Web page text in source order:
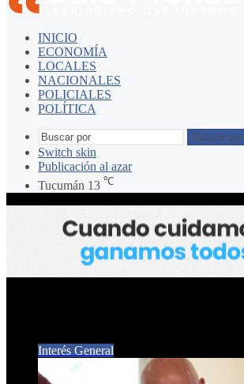
INICIO
ECONOMÍA
LOCALES
NACIONALES
POLICIALES
POLÍTICA
Buscar por
Switch skin
Publicación al azar
Tucumán 13 ℃
Interés General